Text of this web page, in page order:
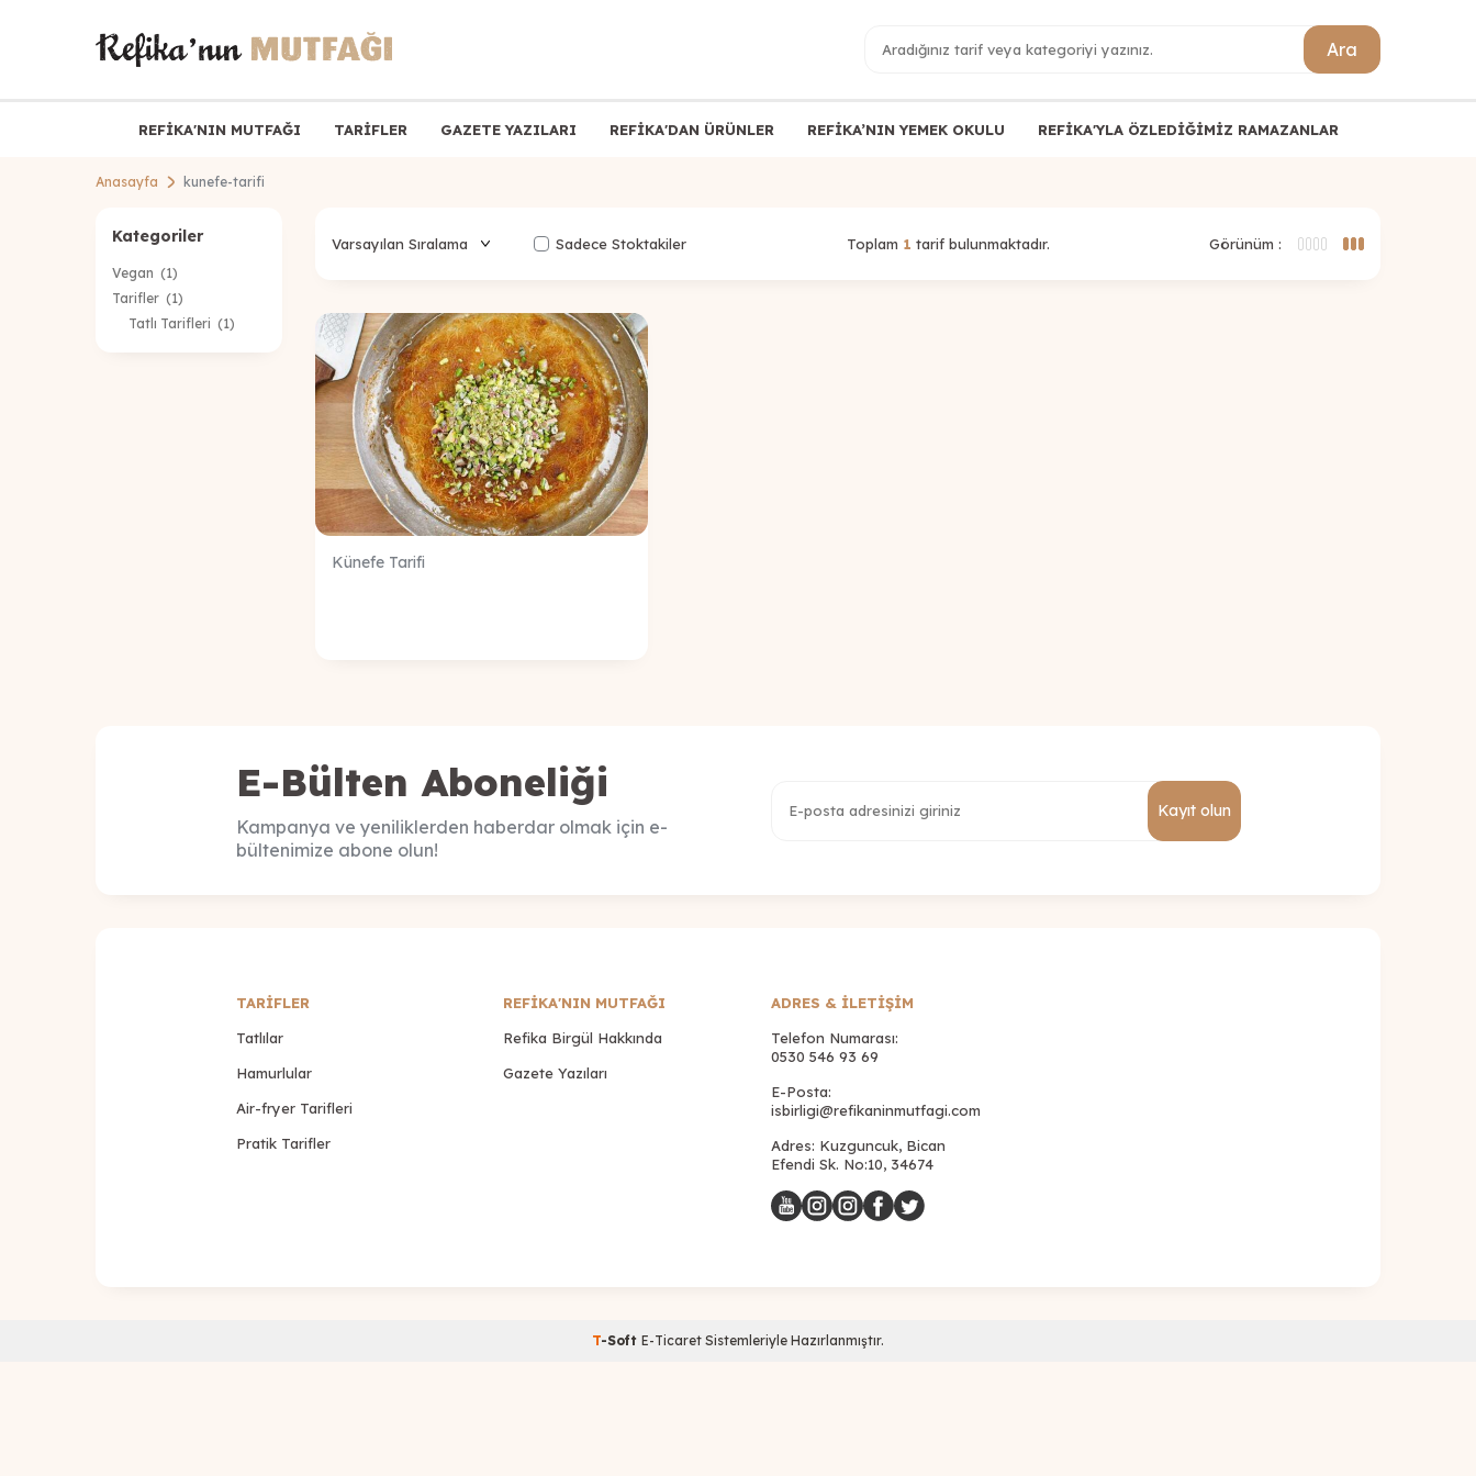
Ara
REFİKA'NIN MUTFAĞI TARİFLER GAZETE YAZILARI REFİKA'DAN ÜRÜNLER REFİKA’NIN YEMEK OKULU REFİKA'YLA ÖZLEDİĞİMİZ RAMAZANLAR
Anasayfa kunefe-tarifi
Kategoriler
Vegan (1)
Tarifler (1)
Tatlı Tarifleri (1)
Sadece Stoktakiler Toplam 1 tarif bulunmaktadır. Görünüm :
Künefe Tarifi
E-Bülten Aboneliği
Kampanya ve yeniliklerden haberdar olmak için e-
bültenimize abone olun!
Kayıt olun
TARİFLER
Tatlılar
Hamurlular
Air-fryer Tarifleri
Pratik Tarifler
REFİKA'NIN MUTFAĞI
Refika Birgül Hakkında
Gazete Yazıları
ADRES & İLETIŞIM
Telefon Numarası:
0530 546 93 69
E-Posta:
isbirligi@refikaninmutfagi.com
Adres: Kuzguncuk, Bican
Efendi Sk. No:10, 34674
T-Soft E-Ticaret Sistemleriyle Hazırlanmıştır.